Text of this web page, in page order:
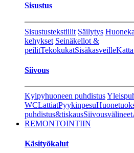
Sisustus
Sisustustekstiilit Säilytys
kehykset Seinäkellot &
peilitTekokukatSisäkasveille
Siivous
Kylpyhuoneen puhdistus
WCLattiatPyykinpesu
puhdistus&tiskausSiivousvälineet
REMONTOINTIIN
Käsityökalut